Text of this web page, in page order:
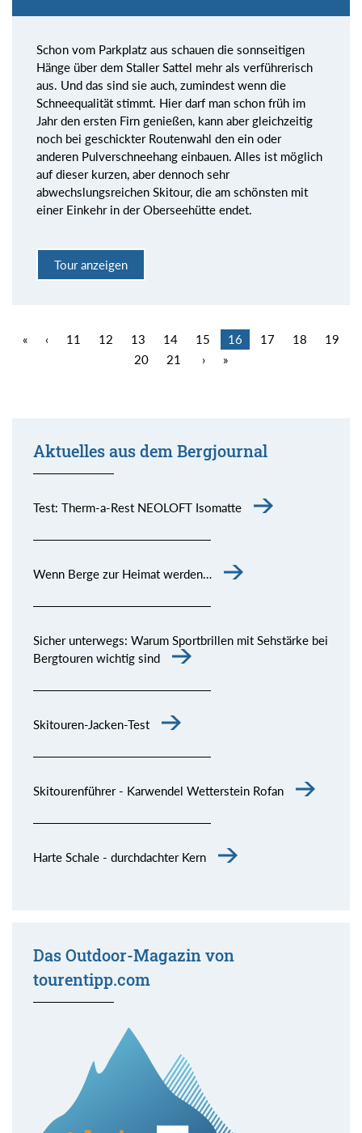
Schon vom Parkplatz aus schauen die sonnseitigen
Hänge über dem Staller Sattel mehr als verführerisch
aus. Und das sind sie auch, zumindest wenn die
Schneequalität stimmt. Hier darf man schon früh im
Jahr den ersten Firn genießen, kann aber gleichzeitig
noch bei geschickter Routenwahl den ein oder
anderen Pulverschneehang einbauen. Alles ist möglich
auf dieser kurzen, aber dennoch sehr
abwechslungsreichen Skitour, die am schönsten mit
einer Einkehr in der Oberseehütte endet.
Tour anzeigen
« ‹ 11 12 13 14 15 16 17 18
19
20
21 › »
Aktuelles aus dem Bergjournal
Test: Therm-a-Rest NEOLOFT Isomatte
Wenn Berge zur Heimat werden…
Sicher unterwegs: Warum Sportbrillen mit Sehstärke bei
Bergtouren wichtig sind
Skitouren-Jacken-Test
Skitourenführer - Karwendel Wetterstein Rofan
Harte Schale - durchdachter Kern
Das Outdoor-Magazin von
tourentipp.com